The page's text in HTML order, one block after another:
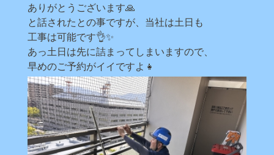
ありがとうございます🙏
と話されたとの事ですが、当社は土日も
工事は可能です👌✨
あっ土日は先に詰まってしまいますので、
早めのご予約がイイですよ👧